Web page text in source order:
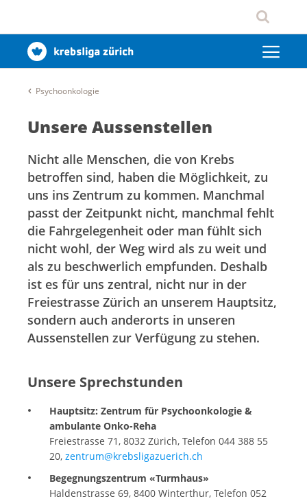
Psychoonkologie
Unsere Aussenstellen
Nicht alle Menschen, die von Krebs
betroffen sind, haben die Möglichkeit, zu
uns ins Zentrum zu kommen. Manchmal
passt der Zeitpunkt nicht, manchmal fehlt
die Fahrgelegenheit oder man fühlt sich
nicht wohl, der Weg wird als zu weit und
als zu beschwerlich empfunden. Deshalb
ist es für uns zentral, nicht nur in der
Freiestrasse Zürich an unserem Hauptsitz,
sondern auch anderorts in unseren
Aussenstellen zur Verfügung zu stehen.
Unsere Sprechstunden
Hauptsitz: Zentrum für Psychoonkologie &
ambulante Onko-Reha
Freiestrasse 71, 8032 Zürich, Telefon 044 388 55
20, zentrum@krebsligazuerich.ch
Begegnungszentrum «Turmhaus»
Haldenstrasse 69, 8400 Winterthur, Telefon 052